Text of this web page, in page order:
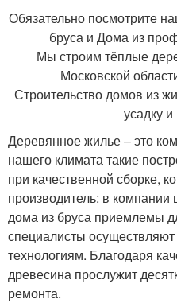
Обязательно посмотрите
бруса и Дома из
Мы строим тёплые
Московской
Строительство домов из
усадку
Деревянное жилье – это
нашего климата такие
при качественной сборке,
производитель: в
дома из бруса приемлемы
специалисты
технологиям. Благодаря
древесина прослужит
ремонта.